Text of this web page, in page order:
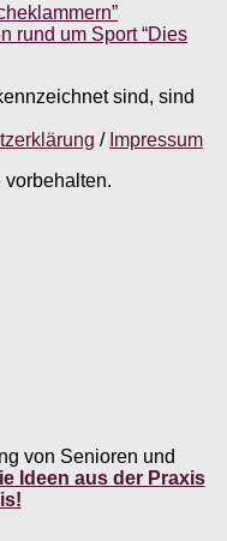
rund um Sport “Dies
sind, sind
/ Impressum
von Senioren und
Ideen aus der Praxis